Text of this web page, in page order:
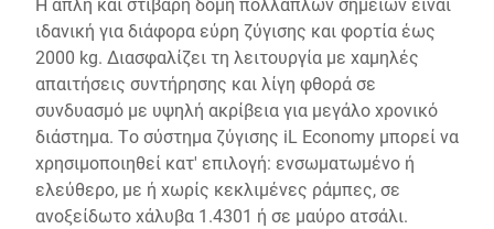
ιδανική για διάφορα εύρη ζύγισης και φορτία έως
2000 kg. Διασφαλίζει τη λειτουργία με χαμηλές
απαιτήσεις συντήρησης και λίγη φθορά σε
συνδυασμό με υψηλή ακρίβεια για μεγάλο χρονικό
διάστημα. Το σύστημα ζύγισης iL Economy μπορεί να
χρησιμοποιηθεί κατ' επιλογή: ενσωματωμένο ή
ελεύθερο, με ή χωρίς κεκλιμένες ράμπες, σε
ανοξείδωτο χάλυβα 1.4301 ή σε μαύρο ατσάλι.